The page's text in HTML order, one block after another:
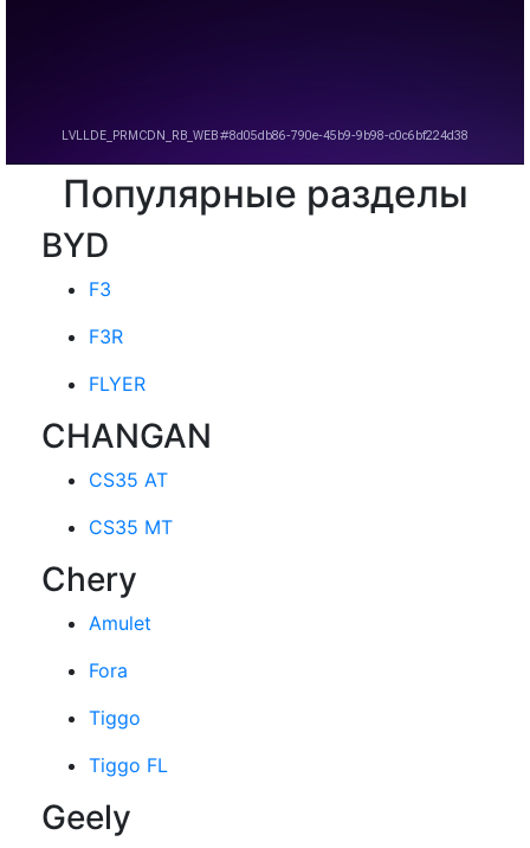
Популярные разделы
BYD
F3
F3R
FLYER
CHANGAN
CS35 AT
CS35 MT
Chery
Amulet
Fora
Tiggo
Tiggo FL
Geely